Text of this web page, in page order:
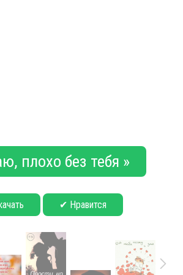
плохо без тебя »
✔ Нравится